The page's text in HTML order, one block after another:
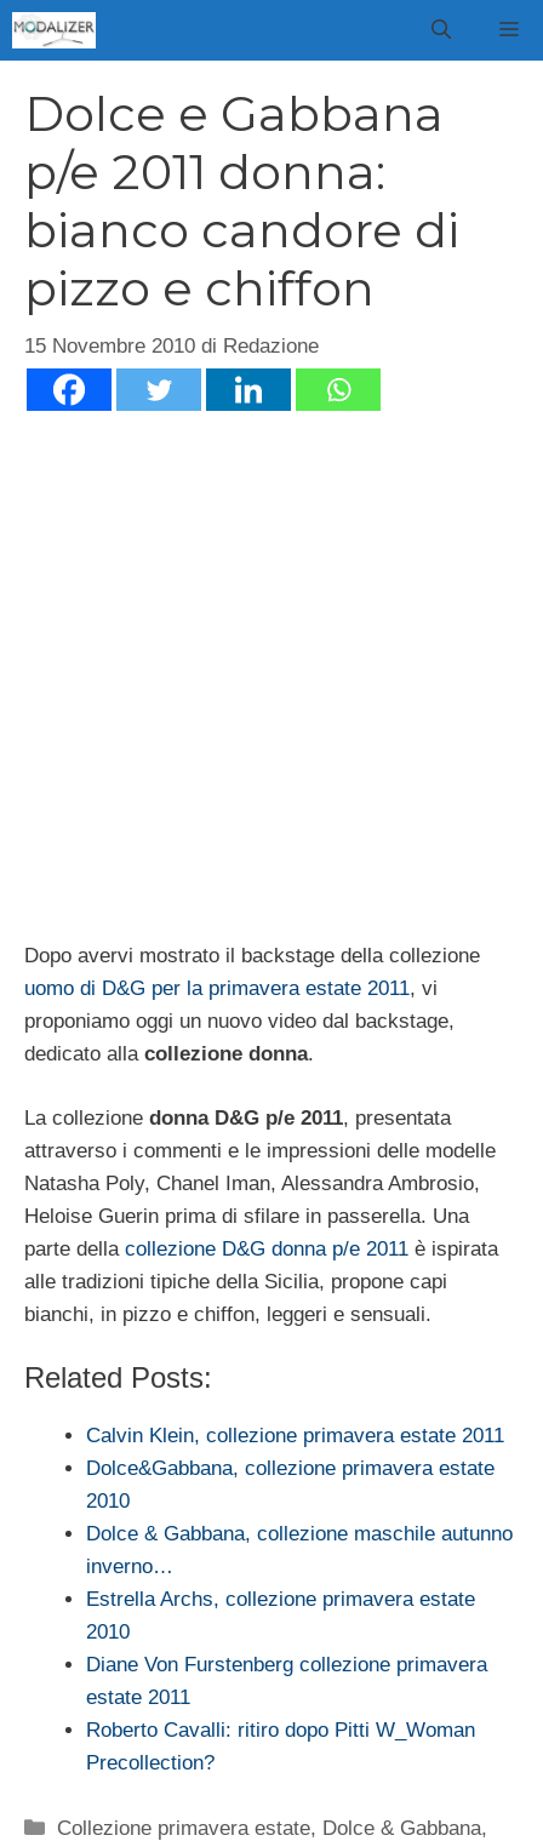
Vai
al
Dolce e Gabbana
p/e 2011 donna:
bianco candore di
pizzo e chiffon
15 Novembre 2010 di Redazione
Dopo avervi mostrato il backstage della collezione
uomo di D&G per la primavera estate 2011, vi
proponiamo oggi un nuovo video dal backstage,
dedicato alla collezione donna.
La collezione donna D&G p/e 2011, presentata
attraverso i commenti e le impressioni delle modelle
Natasha Poly, Chanel Iman, Alessandra Ambrosio,
Heloise Guerin prima di sfilare in passerella. Una
parte della collezione D&G donna p/e 2011 è ispirata
alle tradizioni tipiche della Sicilia, propone capi
bianchi, in pizzo e chiffon, leggeri e sensuali.
Related Posts:
Calvin Klein, collezione primavera estate 2011
Dolce&Gabbana, collezione primavera estate
2010
Dolce & Gabbana, collezione maschile autunno
inverno…
Estrella Archs, collezione primavera estate
2010
Diane Von Furstenberg collezione primavera
estate 2011
Roberto Cavalli: ritiro dopo Pitti W_Woman
Precollection?
Categorie
Collezione primavera estate, Dolce & Gabbana,